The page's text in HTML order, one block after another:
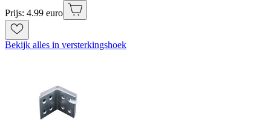
Prijs: 4.99 euro
Bekijk alles in versterkingshoek